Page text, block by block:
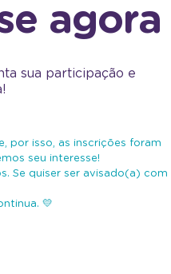
agora
sua participação e
por isso, as inscrições foram
seu interesse!
Se quiser ser avisado(a) com
💛